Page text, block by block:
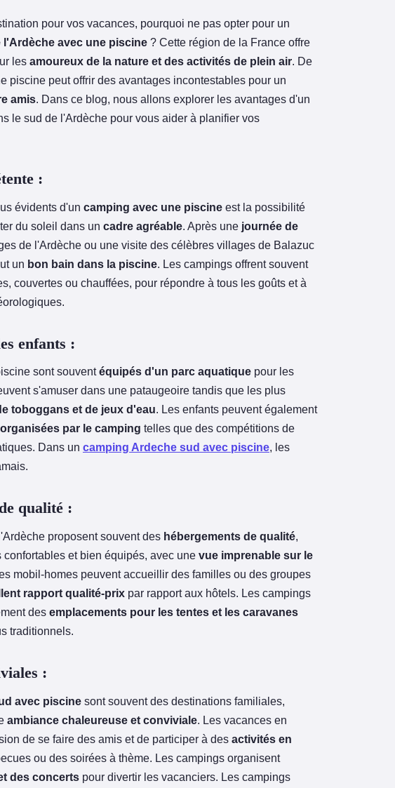
pour vos vacances, pourquoi ne pas opter pour un
avec une piscine ? Cette région de la France offre
les amoureux de la nature et des activités de plein air. De
piscine peut offrir des avantages incontestables pour un
amis. Dans ce blog, nous allons explorer les avantages d'un
le sud de l'Ardèche pour vous aider à planifier vos
:
évidents d'un camping avec une piscine est la possibilité
du soleil dans un cadre agréable. Après une journée de
de l'Ardèche ou une visite des célèbres villages de Balazuc
un bon bain dans la piscine. Les campings offrent souvent
couvertes ou chauffées, pour répondre à tous les goûts et à
enfants :
sont souventéquipés d'un parc aquatique pour les
s'amuser dans une pataugeoire tandis que les plus
toboggans et de jeux d'eau. Les enfants peuvent également
par le camping telles que des compétitions de
Dans un camping Ardeche sud avec piscine, les
qualité :
proposent souvent des hébergements de qualité,
et bien équipés, avec une vue imprenable sur le
mobil-homes peuvent accueillir des familles ou des groupes
rapport qualité-prix par rapport aux hôtels. Les campings
des emplacements pour les tentes et les caravanes
traditionnels.
:
avec piscine sont souvent des destinations familiales,
ambiance chaleureuse et conviviale. Les vacances en
de se faire des amis et de participer à des activités en
ou des soirées à thème. Les campings organisent
des concerts pour divertir les vacanciers. Les campings